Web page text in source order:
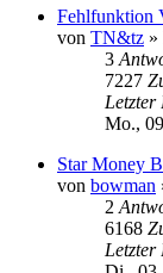
Fehlfunktion
von TN&tz »
3
7227
Letzter
Mo.,
Star Money
von bowman
2
6168
Letzter